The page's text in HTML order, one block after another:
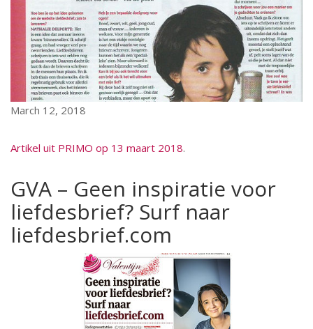
March 12, 2018
Artikel uit PRIMO op 13 maart 2018.
GVA – Geen inspiratie voor
liefdesbrief? Surf naar
liefdesbrief.com